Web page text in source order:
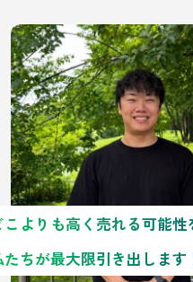
こよりも高く売れる可能性
たちが最大限引き出します